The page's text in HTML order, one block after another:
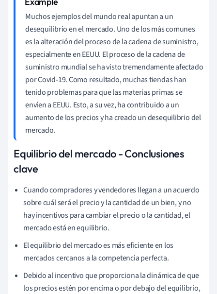
Muchos ejemplos del mundo real apuntan a un
desequilibrio en el mercado. Uno de los más comunes
es la alteración del proceso de la cadena de suministro,
especialmente en EEUU. El proceso de la cadena de
suministro mundial se ha visto tremendamente afectado
por Covid-19. Como resultado, muchas tiendas han
tenido problemas para que las materias primas se
envíen a EEUU. Esto, a su vez, ha contribuido a un
aumento de los precios y ha creado un desequilibrio del
mercado.
Equilibrio del mercado - Conclusiones
clave
Cuando compradores y vendedores llegan a un acuerdo
sobre cuál será el precio y la cantidad de un bien, y no
hay incentivos para cambiar el precio o la cantidad, el
mercado está en equilibrio.
El equilibrio del mercado es más eficiente en los
mercados cercanos a la competencia perfecta.
Debido al incentivo que proporciona la dinámica de que
los precios estén por encima o por debajo del equilibrio,